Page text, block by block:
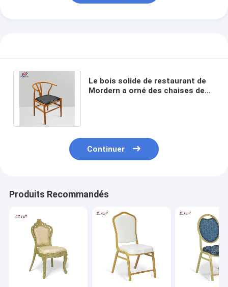
Le bois solide de restaurant de
Mordern a orné des chaises de
Continuer
Produits Recommandés